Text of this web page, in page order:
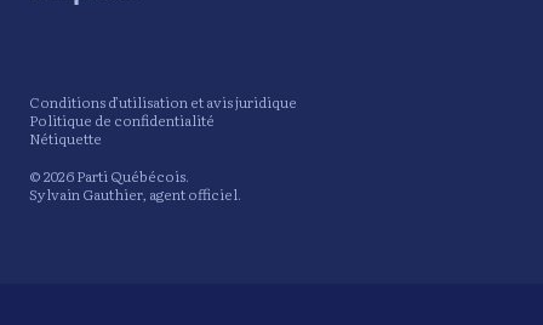
Conditions d’utilisation et avis juridique
Politique de confidentialité
Nétiquette
© 2026 Parti Québécois.
Sylvain Gauthier, agent officiel.